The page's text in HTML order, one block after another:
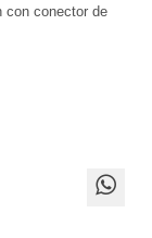
con conector de